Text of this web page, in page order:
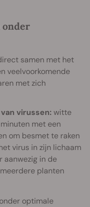
onder
samen met het
veelvoorkomende
met zich
virussen: witte
met een
om besmet te raken
virus in zijn lichaam
in de
planten
onder optimale